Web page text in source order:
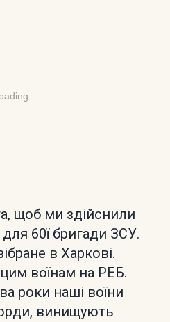
щоб ми здійснили
60ї бригади ЗСУ.
в Харкові.
воїнам на РЕБ.
роки наші воїни
винищують